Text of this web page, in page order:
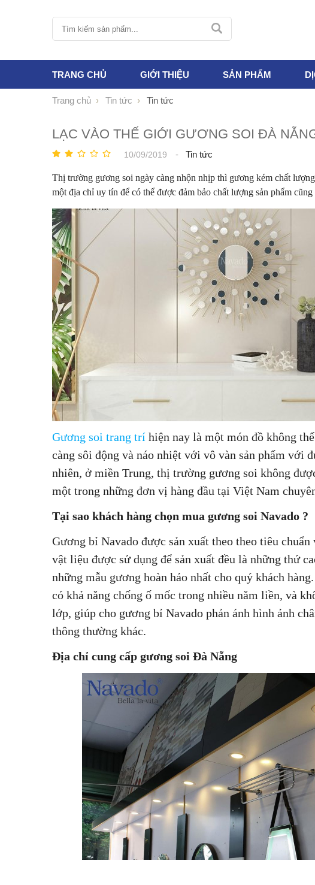
TRANG CHỦ GIỚI THIỆU SẢN PHẨM
Trang chủ Tin tức Tin tức
LẠC VÀO THẾ GIỚI GƯƠNG SOI ĐÀ
10/09/2019 - Tin tức
Thị trường gương soi ngày càng nhộn nhịp thì gương kém chất
một địa chỉ uy tín để có thể được đảm bảo chất lượng sản phẩm
Gương soi trang trí hiện nay là một món đồ không
càng sôi động và náo nhiệt với vô vàn sản phẩm với
nhiên, ở miền Trung, thị trường gương soi không
một trong những đơn vị hàng đầu tại Việt Nam
Tại sao khách hàng chọn mua gương soi Navado ?
Gương bỉ Navado được sản xuất theo theo tiêu
vật liệu được sử dụng để sản xuất đều là những thứ
những mẫu gương hoàn hảo nhất cho quý khách
có khả năng chống ố mốc trong nhiều năm liền, và
lớp, giúp cho gương bỉ Navado phản ánh hình ảnh
thông thường khác.
Địa chỉ cung cấp gương soi Đà Nẵng